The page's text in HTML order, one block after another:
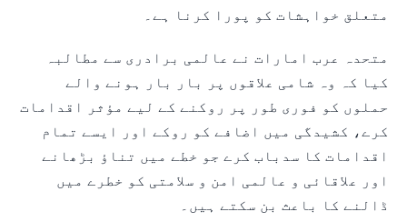
متعلق خواہشات کو پورا کرنا ہے۔
متحدہ عرب امارات نے عالمی برادری سے مطالبہ
کیا کہ وہ شامی علاقوں پر بار بار ہونے والے
حملوں کو فوری طور پر روکنے کے لیے مؤثر اقدامات
کرے، کشیدگی میں اضافے کو روکے اور ایسے تمام
اقدامات کا سدباب کرے جو خطے میں تناؤ بڑھانے
اور علاقائی و عالمی امن و سلامتی کو خطرے میں
ڈالنے کا باعث بن سکتے ہیں۔